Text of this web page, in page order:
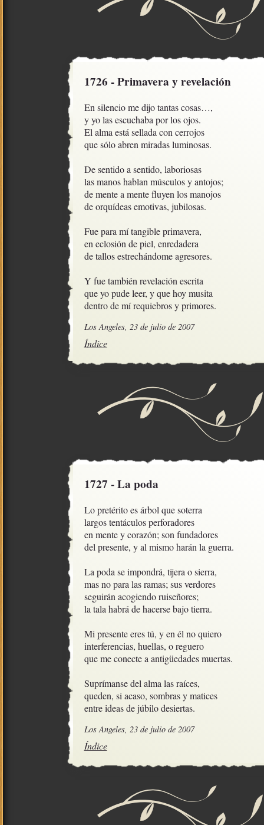
1726 - Primavera y revelación
En silencio me dijo tantas cosas…,
y yo las escuchaba por los ojos.
El alma está sellada con cerrojos
que sólo abren miradas luminosas.
De sentido a sentido, laboriosas
las manos hablan músculos y antojos;
de mente a mente fluyen los manojos
de orquídeas emotivas, jubilosas.
Fue para mí tangible primavera,
en eclosión de piel, enredadera
de tallos estrechándome agresores.
Y fue también revelación escrita
que yo pude leer, y que hoy musita
dentro de mí requiebros y primores.
Los Angeles, 23 de julio de 2007
Índice
1727 - La poda
Lo pretérito es árbol que soterra
largos tentáculos perforadores
en mente y corazón; son fundadores
del presente, y al mismo harán la guerra.
La poda se impondrá, tijera o sierra,
mas no para las ramas; sus verdores
seguirán acogiendo ruiseñores;
la tala habrá de hacerse bajo tierra.
Mi presente eres tú, y en él no quiero
interferencias, huellas, o reguero
que me conecte a antigüedades muertas.
Suprímanse del alma las raíces,
queden, si acaso, sombras y matices
entre ideas de júbilo desiertas.
Los Angeles, 23 de julio de 2007
Índice